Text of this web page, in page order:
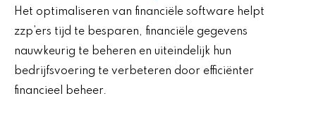
Het optimaliseren van financiële software helpt
zzp’ers tijd te besparen, financiële gegevens
nauwkeurig te beheren en uiteindelijk hun
bedrijfsvoering te verbeteren door efficiënter
financieel beheer.